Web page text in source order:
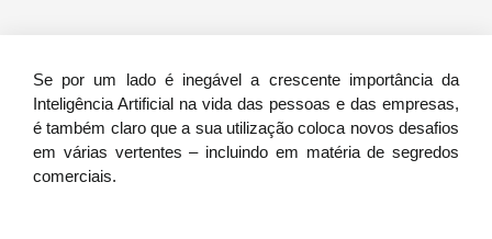
Se por um lado é inegável a crescente importância da
Inteligência Artificial na vida das pessoas e das empresas,
é também claro que a sua utilização coloca novos desafios
em várias vertentes – incluindo em matéria de segredos
comerciais.